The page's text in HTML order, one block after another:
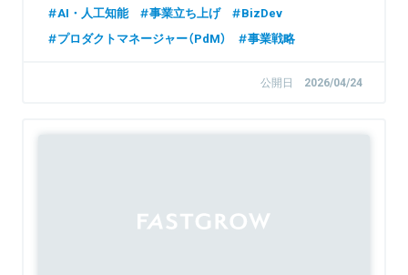
AI・人工知能 事業立ち上げ
BizDev
プロダクトマネージャー（PdM）
事業戦略
公開日 2026/04/24